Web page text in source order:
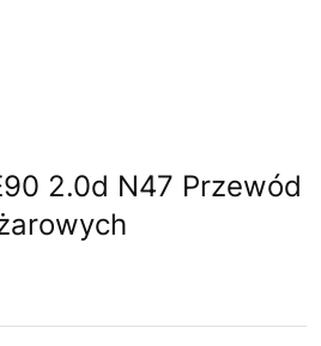
2.0d N47 Przewód